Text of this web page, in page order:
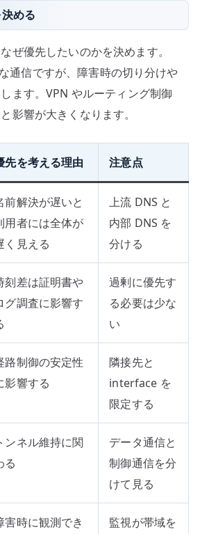
める
ぜ優先したいのかを決めます。
通信ですが、障害時の切り分けや
ます。VPN やルーティング制御
影響が大きくなります。
先を考える理由 注意点
前解決が遅いと
用者には全体が
く見える
上流 DNS と
内部 DNS を
分ける
刻差は証明書や
グ調査に影響す
過剰に優先す
る必要は少な
い
路制御の安定性
影響する
隣接先と
interface を
限定する
ンネル維持に関
る
データ通信と
制御通信を分
けて見る
害時に観測でき
監視が帯域を